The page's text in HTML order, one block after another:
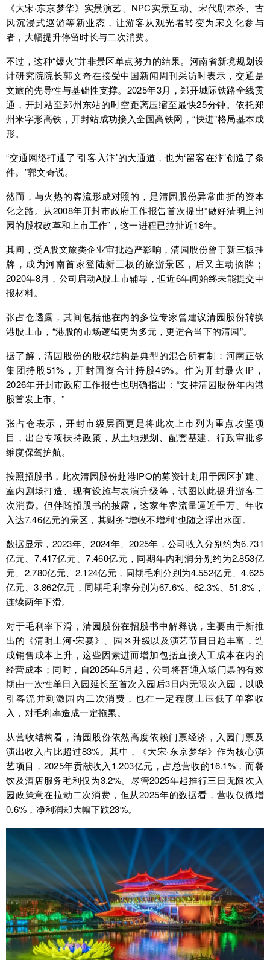
《大宋·东京梦华》实景演艺、NPC实景互动、宋代剧本杀、古
风沉浸式巡游等新业态，让游客从观光者转变为宋文化参与
者，大幅提升停留时长与二次消费。
不过，这种“爆火”并非景区单点努力的结果。河南省新境规划设
计研究院院长郭文奇在接受中国新闻周刊采访时表示，交通是
文旅的先导性与基础性支撑。2025年3月，郑开城际铁路全线贯
通，开封站至郑州东站的时空距离压缩至最快25分钟。依托郑
州米字形高铁，开封站成功接入全国高铁网，“快进”格局基本成
形。
“交通网络打通了‘引客入汴’的大通道，也为‘留客在汴’创造了条
件。”郭文奇说。
然而，与火热的客流形成对照的，是清园股份异常曲折的资本
化之路。从2008年开封市政府工作报告首次提出“做好清明上河
园的股权改革和上市工作”，这一进程已拉扯近18年。
其间，受A股文旅类企业审批趋严影响，清园股份曾于新三板挂
牌，成为河南首家登陆新三板的旅游景区，后又主动摘牌；
2020年8月，公司启动A股上市辅导，但近6年间始终未能提交申
报材料。
张占仓透露，其间包括他在内的多位专家曾建议清园股份转换
港股上市，“港股的市场逻辑更为多元，更适合当下的清园”。
据了解，清园股份的股权结构是典型的混合所有制：河南正钦
集团持股51%，开封国资合计持股49%。作为开封最火IP，
2026年开封市政府工作报告也明确指出：“支持清园股份年内港
股首发上市。”
张占仓表示，开封市级层面更是将此次上市列为重点攻坚项
目，出台专项扶持政策，从土地规划、配套基建、行政审批多
维度保驾护航。
按照招股书，此次清园股份赴港IPO的募资计划用于园区扩建、
室内剧场打造、现有设施与表演升级等，试图以此提升游客二
次消费。但伴随招股书的披露，这家年客流量逼近千万、年收
入达7.46亿元的景区，其财务“增收不增利”也随之浮出水面。
数据显示，2023年、2024年、2025年，公司收入分别约为6.731
亿元、7.417亿元、7.460亿元，同期年内利润分别约为2.853亿
元、2.780亿元、2.124亿元，同期毛利分别为4.552亿元、4.625
亿元、3.862亿元，同期毛利率分别为67.6%、62.3%、51.8%，
连续两年下滑。
对于毛利率下滑，清园股份在招股书中解释说，主要由于新推
出的《清明上河•宋宴》、园区升级以及演艺节目日趋丰富，造
成销售成本上升，这些因素进而增加包括直接人工成本在内的
经营成本；同时，自2025年5月起，公司将普通入场门票的有效
期由一次性单日入园延长至首次入园后3日内无限次入园，以吸
引客流并刺激园内二次消费，也在一定程度上压低了单客收
入，对毛利率造成一定拖累。
从营收结构看，清园股份依然高度依赖门票经济，入园门票及
演出收入占比超过83%。其中，《大宋·东京梦华》作为核心演
艺项目，2025年贡献收入1.203亿元，占总营收的16.1%，而餐
饮及酒店服务毛利仅为3.2%。尽管2025年起推行三日无限次入
园政策意在拉动二次消费，但从2025年的数据看，营收仅微增
0.6%，净利润却大幅下跌23%。